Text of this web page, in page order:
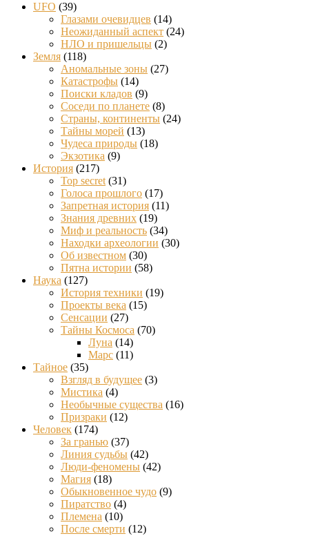
UFO (39)
Глазами очевидцев (14)
Неожиданный аспект (24)
НЛО и пришельцы (2)
Земля (118)
Аномальные зоны (27)
Катастрофы (14)
Поиски кладов (9)
Соседи по планете (8)
Страны, континенты (24)
Тайны морей (13)
Чудеса природы (18)
Экзотика (9)
История (217)
Top secret (31)
Голоса прошлого (17)
Запретная история (11)
Знания древних (19)
Миф и реальность (34)
Находки археологии (30)
Об известном (30)
Пятна истории (58)
Наука (127)
История техники (19)
Проекты века (15)
Сенсации (27)
Тайны Космоса (70)
Луна (14)
Марс (11)
Тайное (35)
Взгляд в будущее (3)
Мистика (4)
Необычные существа (16)
Призраки (12)
Человек (174)
За гранью (37)
Линия судьбы (42)
Люди-феномены (42)
Магия (18)
Обыкновенное чудо (9)
Пиратство (4)
Племена (10)
После смерти (12)